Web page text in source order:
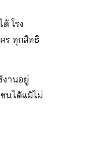
โรง
ร ทุกสิทธิ
งานอยู่
นได้แม้ไม่